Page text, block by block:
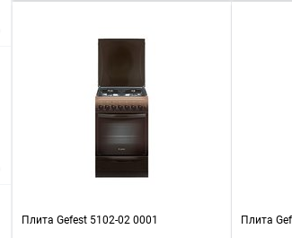
Плита Gefest 5102-02 0001 Плита